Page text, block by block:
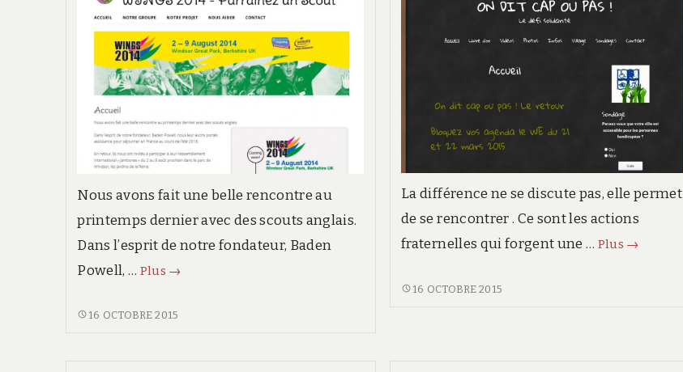
Nous avons fait une belle rencontre au
printemps dernier avec des scouts anglais.
Dans l’esprit de notre fondateur, Baden
Powell, … Plus Wings
→
WINGS
16 OCTOBRE 2015
La différence ne se discute pas, elle permet
de se rencontrer . Ce sont les actions
fraternelles qui forgent une … Plus On
→
ON16 OCTOBRE 2015